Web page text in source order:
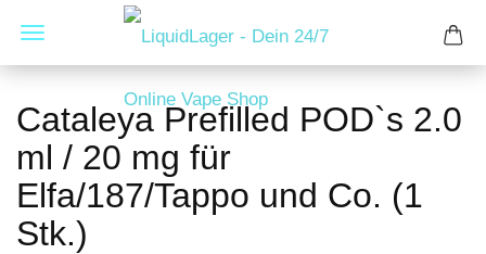
Cataleya Prefilled POD`s 2.0
ml / 20 mg für
Elfa/187/Tappo und Co. (1
Stk.)